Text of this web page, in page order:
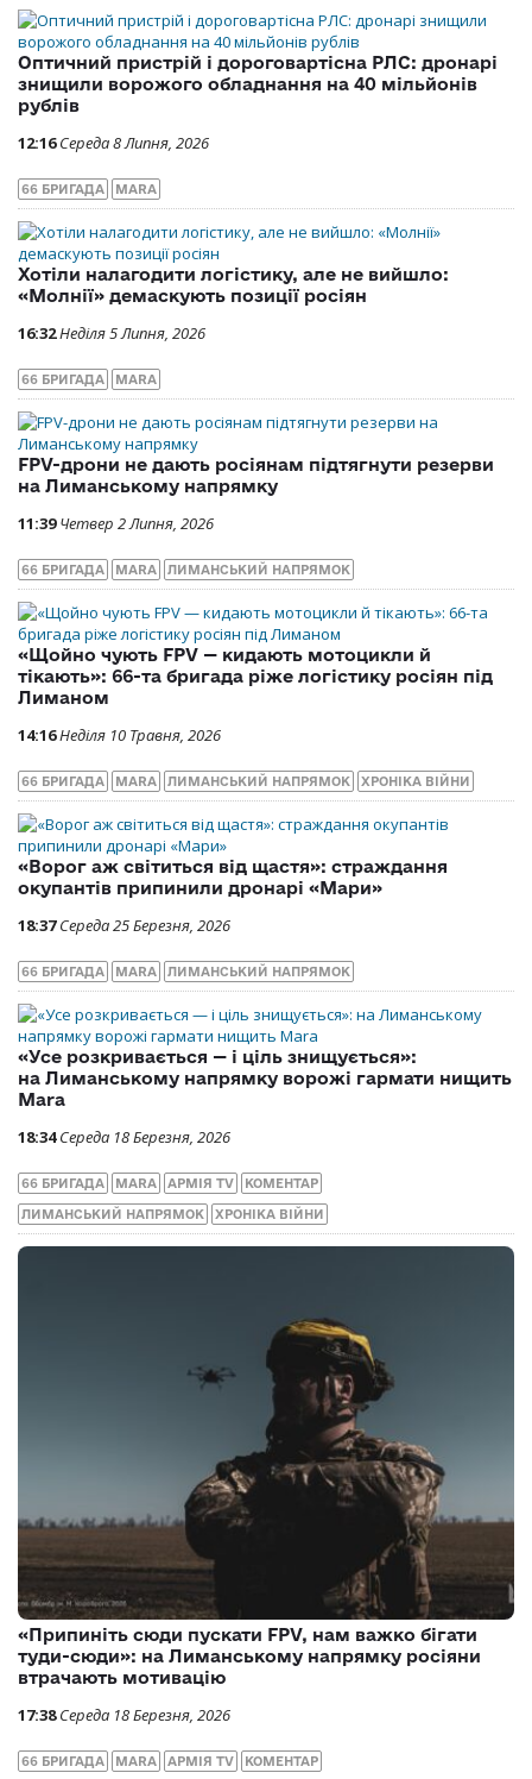
Оптичний пристрій і дороговартісна РЛС: дронарі
знищили ворожого обладнання на 40 мільйонів
рублів
12:16 Середа 8 Липня, 2026
66 БРИГАДА MARA
Хотіли налагодити логістику, але не вийшло:
«Молнії» демаскують позиції росіян
16:32Неділя 5 Липня, 2026
66 БРИГАДА MARA
FPV-дрони не дають росіянам підтягнути резерви
на Лиманському напрямку
11:39 Четвер 2 Липня, 2026
66 БРИГАДА MARA ЛИМАНСЬКИЙ НАПРЯМОК
«Щойно чують FPV — кидають мотоцикли й
тікають»: 66-та бригада ріже логістику росіян під
Лиманом
14:16Неділя 10 Травня, 2026
66 БРИГАДА MARA ЛИМАНСЬКИЙ НАПРЯМОК ХРОНІКА ВІЙНИ
«Ворог аж світиться від щастя»: страждання
окупантів припинили дронарі «Мари»
18:37 Середа 25 Березня, 2026
66 БРИГАДА MARA ЛИМАНСЬКИЙ НАПРЯМОК
«Усе розкривається — і ціль знищується»:
на Лиманському напрямку ворожі гармати нищить
Mara
18:34 Середа 18 Березня, 2026
66 БРИГАДА MARA АРМІЯ TV КОМЕНТАР
ЛИМАНСЬКИЙ НАПРЯМОК ХРОНІКА ВІЙНИ
«Припиніть сюди пускати FPV, нам важко бігати
туди-сюди»: на Лиманському напрямку росіяни
втрачають мотивацію
17:38 Середа 18 Березня, 2026
66 БРИГАДА MARA АРМІЯ TV КОМЕНТАР